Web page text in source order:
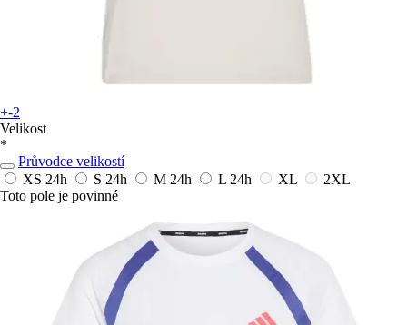
+-2
Velikost
*
Průvodce velikostí
XS 24h S 24h M 24h L 24h XL
2XL
Toto pole je povinné